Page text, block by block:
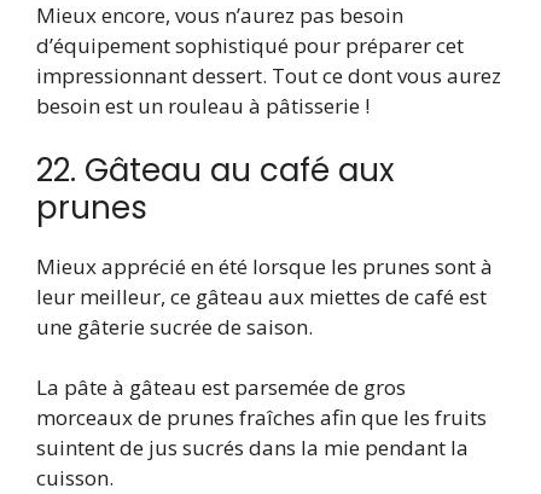
Mieux encore, vous n’aurez pas besoin
d’équipement sophistiqué pour préparer cet
impressionnant dessert. Tout ce dont vous aurez
besoin est un rouleau à pâtisserie !
22. Gâteau au café aux
prunes
Mieux apprécié en été lorsque les prunes sont à
leur meilleur, ce gâteau aux miettes de café est
une gâterie sucrée de saison.
La pâte à gâteau est parsemée de gros
morceaux de prunes fraîches afin que les fruits
suintent de jus sucrés dans la mie pendant la
cuisson.